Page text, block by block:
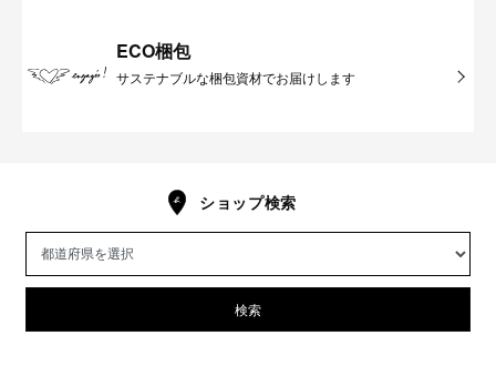
ECO梱包
サステナブルな梱包資材でお届けします
ショップ検索
検索